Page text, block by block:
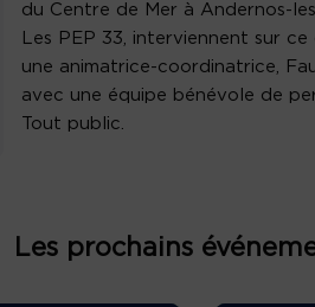
du Centre de Mer à Andernos-
Les PEP 33, interviennent sur
une animatrice-coordinatrice,
avec une équipe bénévole de
Tout public.
Les prochains